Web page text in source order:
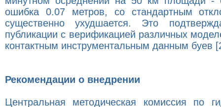
ошибка 0.07 метров, со стандартным
существенно ухудшается. Это
публикации с верификацией различных
контактным инструментальным данным буев
Рекомендации о внедрении
Центральная методическая комиссия по